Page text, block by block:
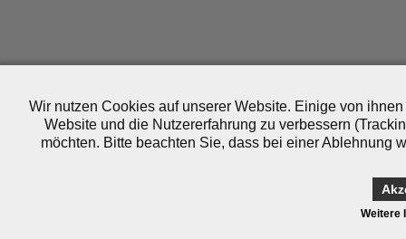
Wir nutzen Cookies auf unserer Website. Einige von
Website und die Nutzererfahrung zu verbessern
möchten. Bitte beachten Sie, dass bei einer Ablehnung
Weitere